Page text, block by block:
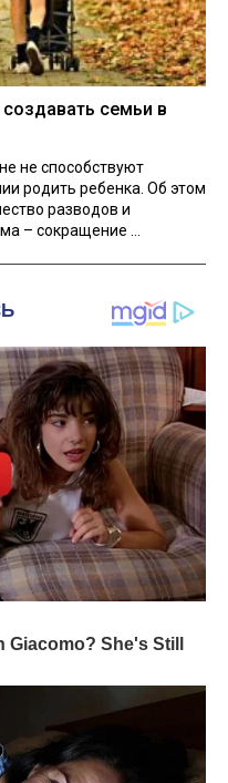
семьи в
не способствуют
родить ребенка. Об этом
разводов и
– сокращение ...